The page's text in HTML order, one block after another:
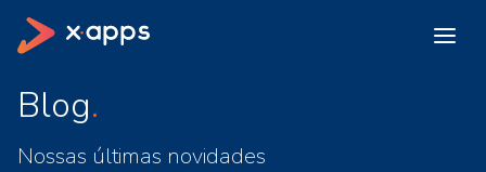
Blog
Nossas últimas novidades